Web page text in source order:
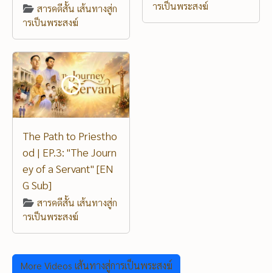
สารคดีสั้น เส้นทางสู่ก
ารเป็นพระสงฆ์
ารเป็นพระสงฆ์
The Path to Priestho
od | EP.3: "The Journ
ey of a Servant" [EN
G Sub]
สารคดีสั้น เส้นทางสู่ก
ารเป็นพระสงฆ์
More Videos เส้นทางสู่การเป็นพระสงฆ์